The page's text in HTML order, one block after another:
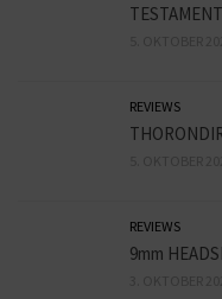
REVIEWS
REVIEWS
9mm